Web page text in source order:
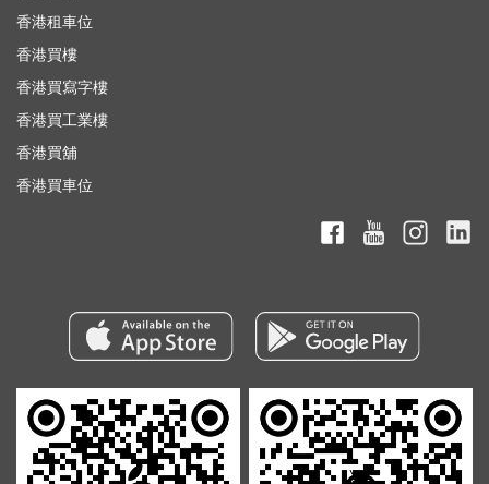
香港租車位
香港買樓
香港買寫字樓
香港買工業樓
香港買舖
香港買車位